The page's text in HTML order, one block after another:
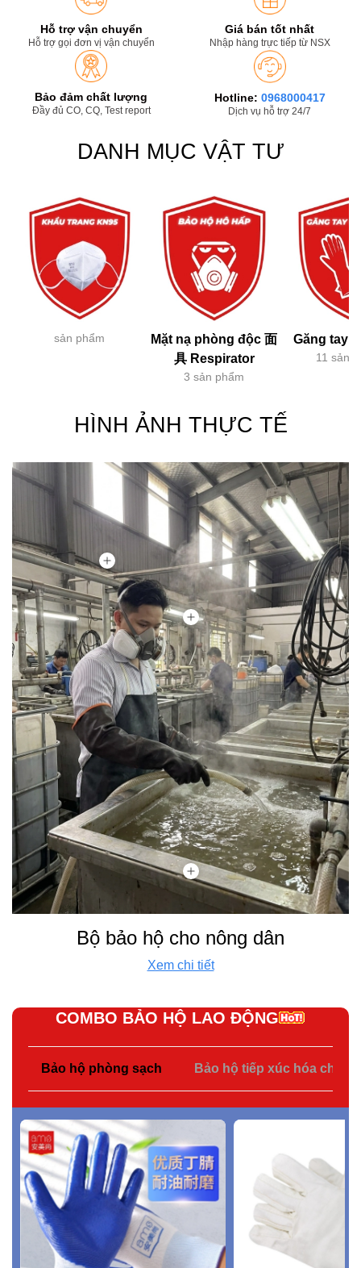
Hỗ trợ vận chuyển
Hỗ trợ gọi đơn vị vận chuyển
Giá bán tốt nhất
Nhập hàng trực tiếp từ NSX
Bảo đảm chất lượng
Đầy đủ CO, CQ, Test report
Hotline: 0968000417
Dịch vụ hỗ trợ 24/7
DANH MỤC VẬT TƯ
sản phẩm
Mặt nạ phòng độc 面
具 Respirator
3 sản phẩm
Găng tay
11 sản
HÌNH ẢNH THỰC TẾ
Bộ bảo hộ cho nông dân
Xem chi tiết
COMBO BẢO HỘ LAO ĐỘNG
Bảo hộ phòng sạch Bảo hộ tiếp xúc hóa chất